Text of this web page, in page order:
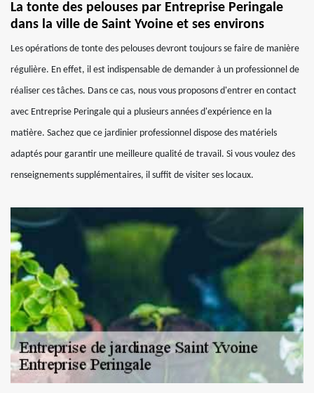
La tonte des pelouses par Entreprise Peringale
dans la ville de Saint Yvoine et ses environs
Les opérations de tonte des pelouses devront toujours se faire de manière
régulière. En effet, il est indispensable de demander à un professionnel de
réaliser ces tâches. Dans ce cas, nous vous proposons d'entrer en contact
avec Entreprise Peringale qui a plusieurs années d'expérience en la
matière. Sachez que ce jardinier professionnel dispose des matériels
adaptés pour garantir une meilleure qualité de travail. Si vous voulez des
renseignements supplémentaires, il suffit de visiter ses locaux.